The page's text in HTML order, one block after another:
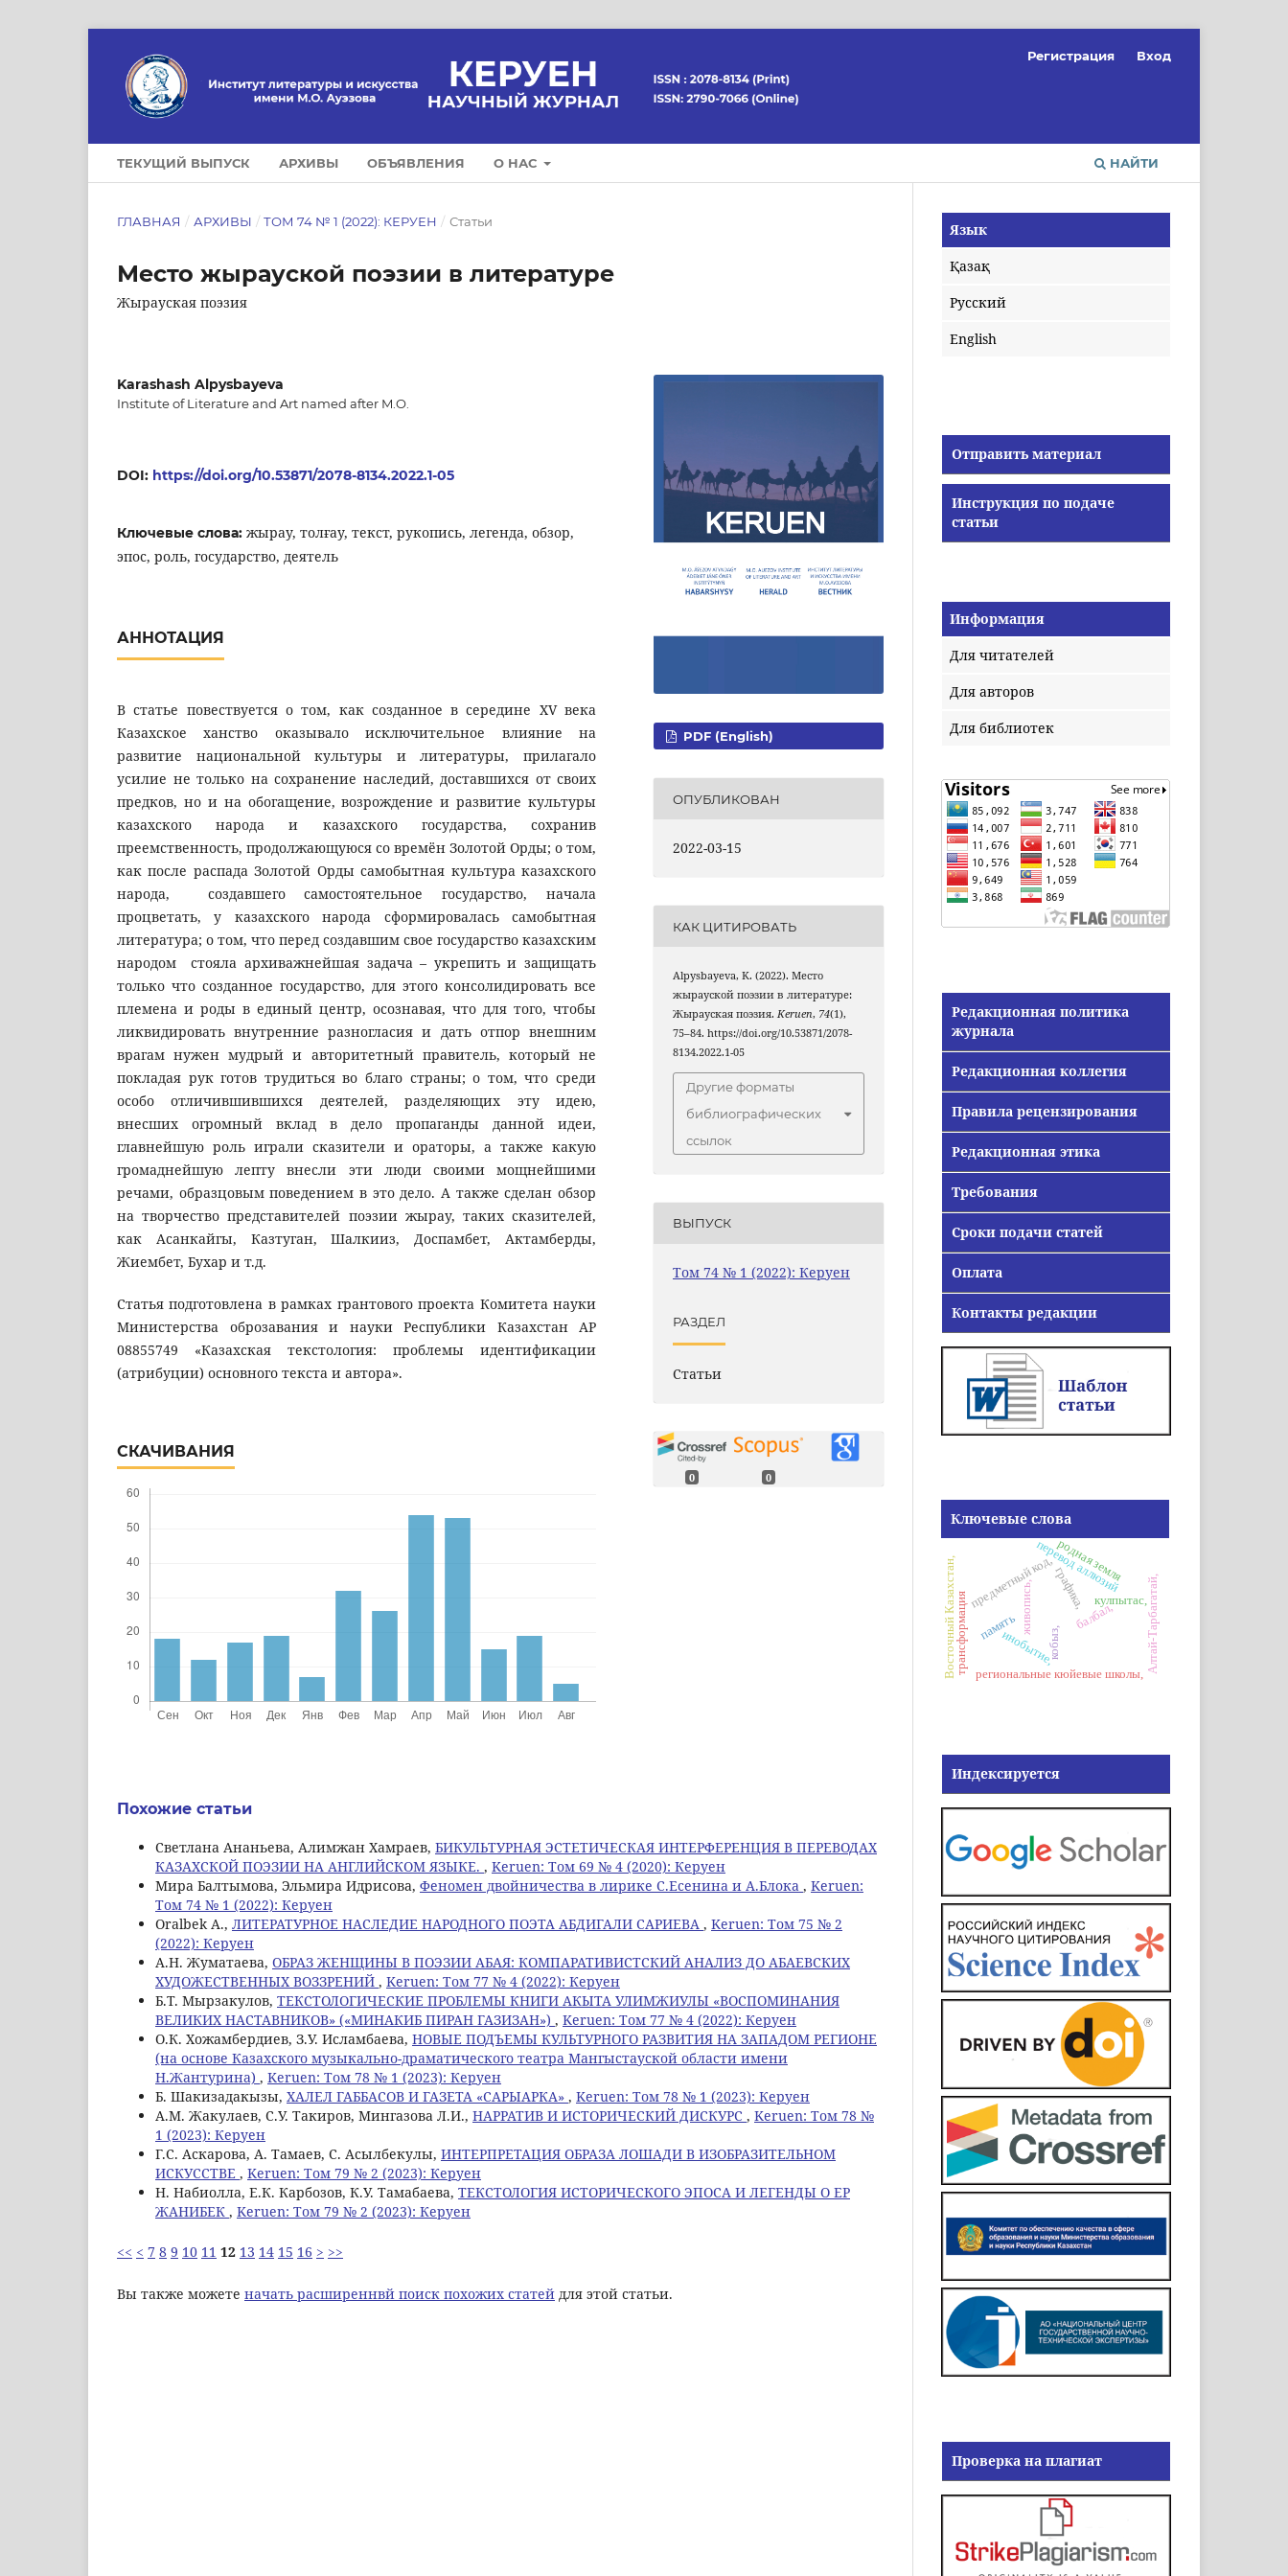
ТЕКУЩИЙ ВЫПУСК АРХИВЫ ОБЪЯВЛЕНИЯ О НАС НАЙТИ
Регистрация Вход
ГЛАВНАЯ / АРХИВЫ / ТОМ 74 № 1 (2022): КЕРУЕН / Статьи
Место жырауской поэзии в литературе
Жырауская поэзия
Karashash Alpysbayeva
Institute of Literature and Art named after M.O.
DOI: https://doi.org/10.53871/2078-8134.2022.1-05
Ключевые слова: жырау, толғау, текст, рукопись, легенда, обзор,
эпос, роль, государство, деятель
АННОТАЦИЯ
В статье повествуется о том, как созданное в середине ХV века
Казахское ханство оказывало исключительное влияние на
развитие национальной культуры и литературы, прилагало
усилие не только на сохранение наследий, доставшихся от своих
предков, но и на обогащение, возрождение и развитие культуры
казахского народа и казахского государства, сохранив
преемственность, продолжающуюся со времён Золотой Орды; о том,
как после распада Золотой Орды самобытная культура казахского
народа, создавшего самостоятельное государство, начала
процветать, у казахского народа сформировалась самобытная
литература; о том, что перед создавшим свое государство казахским
народом стояла архиважнейшая задача – укрепить и защищать
только что созданное государство, для этого консолидировать все
племена и роды в единый центр, осознавая, что для того, чтобы
ликвидировать внутренние разногласия и дать отпор внешним
врагам нужен мудрый и авторитетный правитель, который не
покладая рук готов трудиться во благо страны; о том, что среди
особо отличившившихся деятелей, разделяющих эту идею,
внесших огромный вклад в дело пропаганды данной идеи,
главнейшую роль играли сказители и ораторы, а также какую
громаднейшую лепту внесли эти люди своими мощнейшими
речами, образцовым поведением в это дело. А также сделан обзор
на творчество представителей поэзии жырау, таких сказителей,
как Асанкайгы, Казтуган, Шалкииз, Доспамбет, Актамберды,
Жиембет, Бухар и т.д.
Статья подготовлена в рамках грантового проекта Комитета науки
Министерства оброзавания и науки Республики Казахстан АР
08855749 «Казахская текстология: проблемы идентификации
(атрибуции) основного текста и автора».
СКАЧИВАНИЯ
PDF (English)
ОПУБЛИКОВАН
2022-03-15
КАК ЦИТИРОВАТЬ
Alpysbayeva, K. (2022). Место
жырауской поэзии в литературе:
Жырауская поэзия.Keruen, 74(1),
75–84. https://doi.org/10.53871/2078-
8134.2022.1-05
Другие форматы
библиографических
ссылок
ВЫПУСК
Том 74 № 1 (2022): Керуен
РАЗДЕЛ
Статьи
0 0
Похожие статьи
Светлана Ананьева, Алимжан Хамраев, БИКУЛЬТУРНАЯ ЭСТЕТИЧЕСКАЯ ИНТЕРФЕРЕНЦИЯ В ПЕРЕВОДАХ
КАЗАХСКОЙ ПОЭЗИИ НА АНГЛИЙСКОМ ЯЗЫКЕ. , Keruen: Том 69 № 4 (2020): Керуен
Мира Балтымова, Эльмира Идрисова, Феномен двойничества в лирике С.Есенина и А.Блока , Keruen:
Том 74 № 1 (2022): Керуен
Oralbek А., ЛИТЕРАТУРНОЕ НАСЛЕДИЕ НАРОДНОГО ПОЭТА АБДИГАЛИ САРИЕВА , Keruen: Том 75 № 2
(2022): Керуен
A.Н. Жуматаева, ОБРАЗ ЖЕНЩИНЫ В ПОЭЗИИ АБАЯ: КОМПАРАТИВИСТСКИЙ АНАЛИЗ ДО АБАЕВСКИХ
ХУДОЖЕСТВЕННЫХ ВОЗЗРЕНИЙ , Keruen: Том 77 № 4 (2022): Керуен
Б.Т. Мырзакулов, ТЕКСТОЛОГИЧЕСКИЕ ПРОБЛЕМЫ КНИГИ АКЫТА УЛИМЖИУЛЫ «ВОСПОМИНАНИЯ
ВЕЛИКИХ НАСТАВНИКОВ» («МИНАКИБ ПИРАН ГАЗИЗАН») , Keruen: Том 77 № 4 (2022): Керуен
О.К. Хожамбердиев, З.У. Исламбаева, НОВЫЕ ПОДЪЕМЫ КУЛЬТУРНОГО РАЗВИТИЯ НА ЗАПАДОМ РЕГИОНЕ
(на основе Казахского музыкально-драматического театра Мангыстауской области имени
Н.Жантурина) , Keruen: Том 78 № 1 (2023): Керуен
Б. Шакизадакызы, ХАЛЕЛ ГАББАСОВ И ГАЗЕТА «САРЫАРКА» , Keruen: Том 78 № 1 (2023): Керуен
A.M. Жакулаев, С.У. Такиров, Мингазова Л.И., НАРРАТИВ И ИСТОРИЧЕСКИЙ ДИСКУРС , Keruen: Том 78 №
1 (2023): Керуен
Г.С. Аскарова, А. Тамаев, C. Асылбекулы, ИНТЕРПРЕТАЦИЯ ОБРАЗА ЛОШАДИ В ИЗОБРАЗИТЕЛЬНОМ
ИСКУССТВЕ , Keruen: Том 79 № 2 (2023): Керуен
Н. Набиолла, Е.К. Карбозов, К.У. Тамабаева, ТЕКСТОЛОГИЯ ИСТОРИЧЕСКОГО ЭПОСА И ЛЕГЕНДЫ О ЕР
ЖАНИБЕК , Keruen: Том 79 № 2 (2023): Керуен
<< < 7 8 9 10 11 12 13 14 15 16 > >>
Вы также можете начать расширеннвй поиск похожих статей для этой статьи.
Язык
Қазақ
Русский
English
Отправить материал
Инструкция по подаче
статьи
Информация
Для читателей
Для авторов
Для библиотек
Редакционная политика
журнала
Редакционная коллегия
Правила рецензирования
Редакционная этика
Требования
Сроки подачи статей
Оплата
Контакты редакции
Ключевые слова
живопись, графика,
кобыз,
балбал,
кулпытас,
предметный код,
инобытие,
память
перевод аллюзий
трансформация
Восточный Казахстан, Алтай-Тарбагатай,
региональные кюйевые школы,
родная земля
Индексируется
Проверка на плагиат